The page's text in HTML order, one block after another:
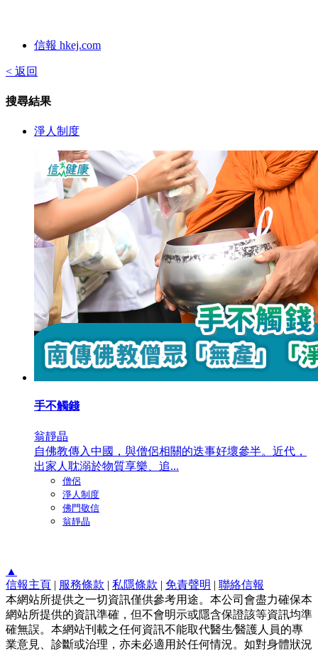
信報 hkej.com
< 返回
搜尋結果
淨人制度
手不觸錢
翁靜晶
自佛教傳入中國，與僧侶相關的迭事好壞參半。近代，
出家人耽溺於物質享樂、追...
僧侶
淨人制度
佛門敬信
翁靜晶
▲
信報主頁 | 服務條款 | 私隱條款 | 免責聲明 | 聯絡信報
本網站所提供之一切資訊僅供參考用途。本公司會盡力確保本
網站所提供的資訊準確，但不會明示或隱含保證該等資訊均準
確無誤。本網站刊載之任何資訊不能取代醫生∕醫護人員的專
業意見、診斷或治理，亦未必適用於任何情況。如對身體狀況